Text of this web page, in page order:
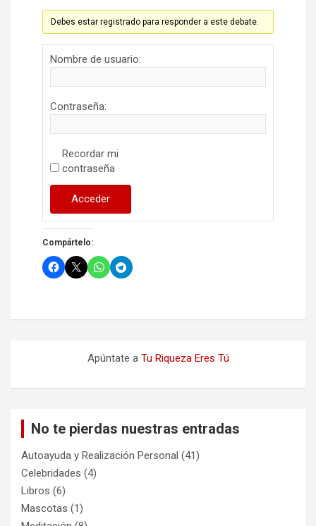
Debes estar registrado para responder a este debate.
Nombre de usuario:
Contraseña:
Recordar mi
contraseña
Acceder
Compártelo:
Apúntate a Tu Riqueza Eres Tú
No te pierdas nuestras entradas
Autoayuda y Realización Personal (41)
Celebridades (4)
Libros (6)
Mascotas (1)